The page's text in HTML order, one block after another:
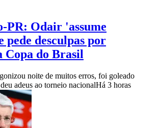
PR: Odair 'assume
pede desculpas por
Copa do Brasil
noite de muitos erros, foi goleado
adeus ao torneio nacionalHá 3 horas